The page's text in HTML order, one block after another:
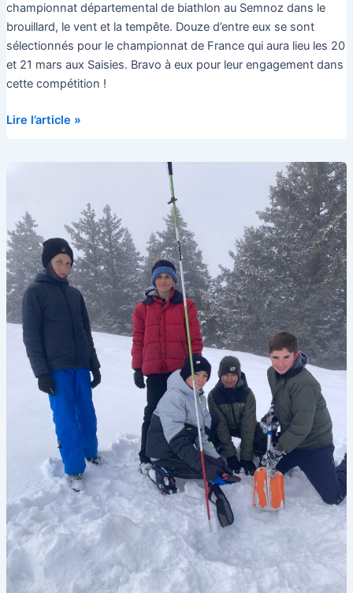
championnat départemental de biathlon au Semnoz dans le
brouillard, le vent et la tempête. Douze d’entre eux se sont
sélectionnés pour le championnat de France qui aura lieu les 20
et 21 mars aux Saisies. Bravo à eux pour leur engagement dans
cette compétition !
Biathlon
Lire l’article »